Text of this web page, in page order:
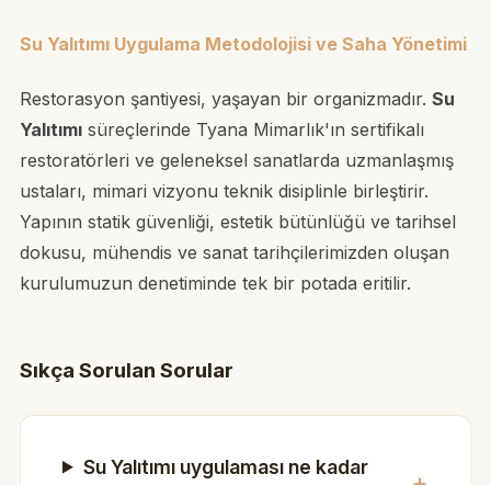
Su Yalıtımı Uygulama Metodolojisi ve Saha Yönetimi
Restorasyon şantiyesi, yaşayan bir organizmadır. Su
Yalıtımısüreçlerinde Tyana Mimarlık'ın sertifikalı
restoratörleri ve geleneksel sanatlarda uzmanlaşmış
ustaları, mimari vizyonu teknik disiplinle birleştirir.
Yapının statik güvenliği, estetik bütünlüğü ve tarihsel
dokusu, mühendis ve sanat tarihçilerimizden oluşan
kurulumuzun denetiminde tek bir potada eritilir.
Sıkça Sorulan Sorular
Su Yalıtımı uygulaması ne kadar